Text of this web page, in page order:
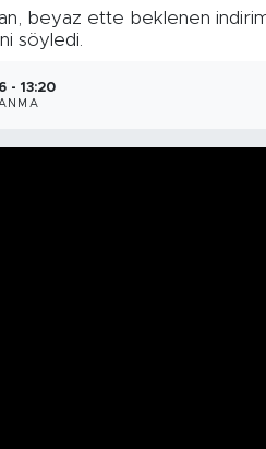
beyaz ette beklenen
söyledi.
- 13:20